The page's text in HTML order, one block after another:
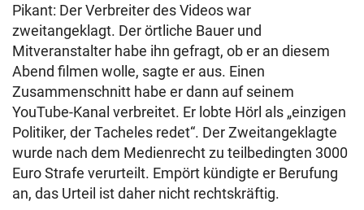
Pikant: Der Verbreiter des Videos war
zweitangeklagt. Der örtliche Bauer und
Mitveranstalter habe ihn gefragt, ob er an diesem
Abend filmen wolle, sagte er aus. Einen
Zusammenschnitt habe er dann auf seinem
YouTube-Kanal verbreitet. Er lobte Hörl als „einzigen
Politiker, der Tacheles redet“. Der Zweitangeklagte
wurde nach dem Medienrecht zu teilbedingten 3000
Euro Strafe verurteilt. Empört kündigte er Berufung
an, das Urteil ist daher nicht rechtskräftig.